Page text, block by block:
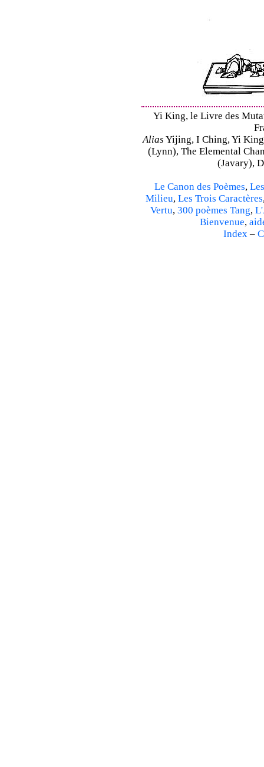
Yi King, le Livre des
Alias Yijing, I Ching, Yi
(Lynn), The Elemental
(Javary),
Le Canon des Poèmes,
Milieu, Les Trois Caractères
Vertu, 300 poèmes Tang,
Bienvenue,
Index–